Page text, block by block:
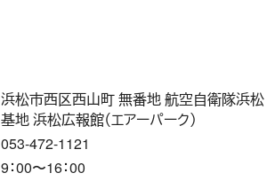
浜松市西区西山町 無番地 航空自衛隊浜松
基地 浜松広報館（エアーパーク）
053-472-1121
9：00〜16：00